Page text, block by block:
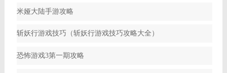
米娅大陆手游攻略
斩妖行游戏技巧（斩妖行游戏技巧攻略大全）
恐怖游戏3第一期攻略